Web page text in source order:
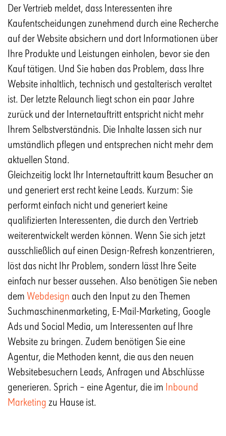
Der Vertrieb meldet, dass Interessenten ihre
Kaufentscheidungen zunehmend durch eine Recherche
auf der Website absichern und dort Informationen über
Ihre Produkte und Leistungen einholen, bevor sie den
Kauf tätigen. Und Sie haben das Problem, dass Ihre
Website inhaltlich, technisch und gestalterisch veraltet
ist. Der letzte Relaunch liegt schon ein paar Jahre
zurück und der Internetauftritt entspricht nicht mehr
Ihrem Selbstverständnis. Die Inhalte lassen sich nur
umständlich pflegen und entsprechen nicht mehr dem
aktuellen Stand.
Gleichzeitig lockt Ihr Internetauftritt kaum Besucher an
und generiert erst recht keine Leads. Kurzum: Sie
performt einfach nicht und generiert keine
qualifizierten Interessenten, die durch den Vertrieb
weiterentwickelt werden können. Wenn Sie sich jetzt
ausschließlich auf einen Design-Refresh konzentrieren,
löst das nicht Ihr Problem, sondern lässt Ihre Seite
einfach nur besser aussehen. Also benötigen Sie neben
dem Webdesign auch den Input zu den Themen
Suchmaschinenmarketing, E-Mail-Marketing, Google
Ads und Social Media, um Interessenten auf Ihre
Website zu bringen. Zudem benötigen Sie eine
Agentur, die Methoden kennt, die aus den neuen
Websitebesuchern Leads, Anfragen und Abschlüsse
generieren. Sprich – eine Agentur, die im Inbound
Marketing zu Hause ist.